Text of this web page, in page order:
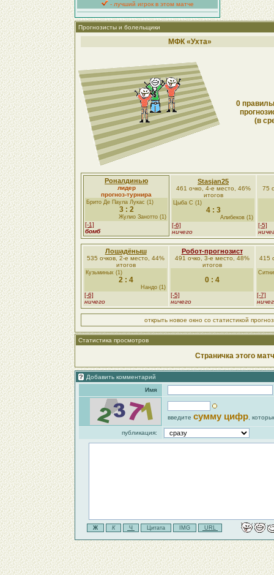
- лучший игрок в этом матче
Прогнозисты и болельщики
МФК «Ухта»
0
(в
Роналдинью
лидер
прогноз-турнира
Брито Де Паула Лукас (1)
3 : 2
Жулио Занотто (1)
[-1]
бомб
Stasjan25
461 очко, 4-е место, 46%
итогов
Цыба С (1)
4 : 3
Алибеков (1)
[-6]
ничего
75
[-5]
Лошадёныш
535 очков, 2-е место, 44%
итогов
Кузьминых (1)
2 : 4
Нандо (1)
[-6]
ничего
Робот-прогнозист
491 очко, 3-е место, 48%
итогов
0 : 4
[-5]
ничего
415
[-7]
открыть новое окно со статистикой
Статистика просмотров
Страничка этого
Добавить комментарий
Имя
введите сумму цифр ,
публикация: